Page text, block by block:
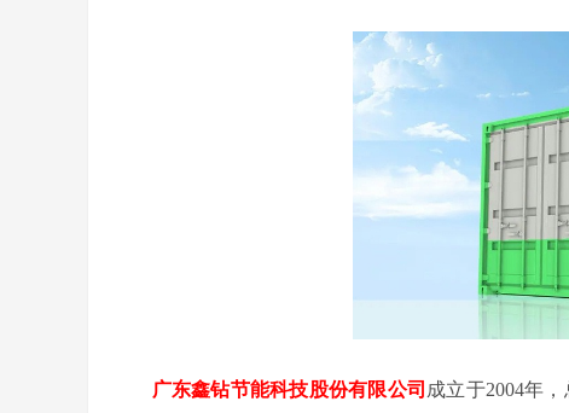
广东鑫钻节能科技股份有限公司 成立于2004年